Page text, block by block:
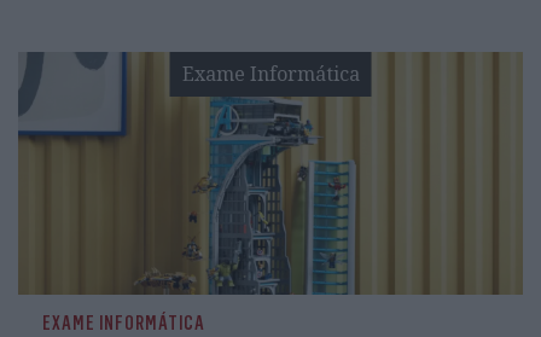
Exame Informática
EXAME INFORMÁTICA